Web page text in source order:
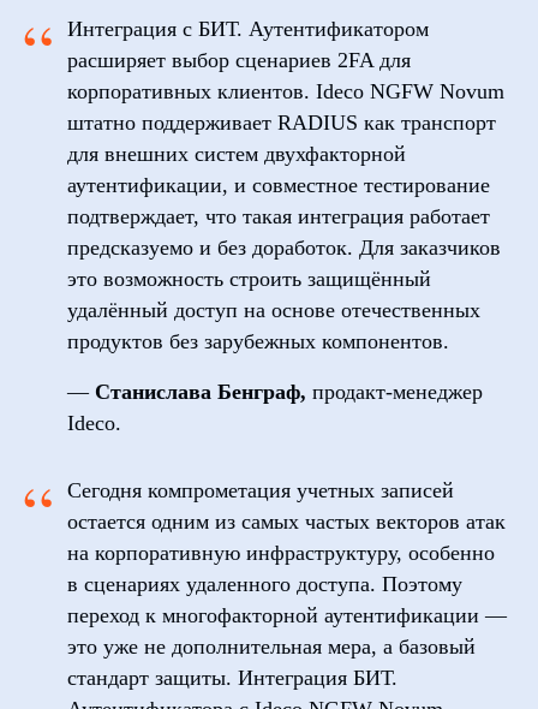
“
Интеграция с БИТ. Аутентификатором
расширяет выбор сценариев 2FA для
корпоративных клиентов. Ideco NGFW Novum
штатно поддерживает RADIUS как транспорт
для внешних систем двухфакторной
аутентификации, и совместное тестирование
подтверждает, что такая интеграция работает
предсказуемо и без доработок. Для заказчиков
это возможность строить защищённый
удалённый доступ на основе отечественных
продуктов без зарубежных компонентов.
— Станислава Бенграф, продакт-менеджер
Ideco.
“
Сегодня компрометация учетных записей
остается одним из самых частых векторов атак
на корпоративную инфраструктуру, особенно
в сценариях удаленного доступа. Поэтому
переход к многофакторной аутентификации —
это уже не дополнительная мера, а базовый
стандарт защиты. Интеграция БИТ.
Другие
публикации
по теме